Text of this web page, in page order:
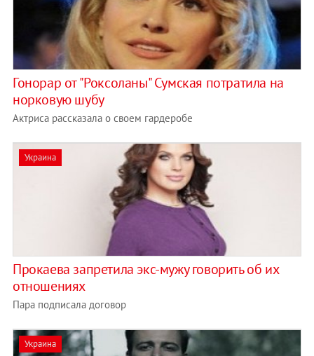
Гонорар от "Роксоланы" Сумская потратила на
норковую шубу
Актриса рассказала о своем гардеробе
Украина
Прокаева запретила экс-мужу говорить об их
отношениях
Пара подписала договор
Украина